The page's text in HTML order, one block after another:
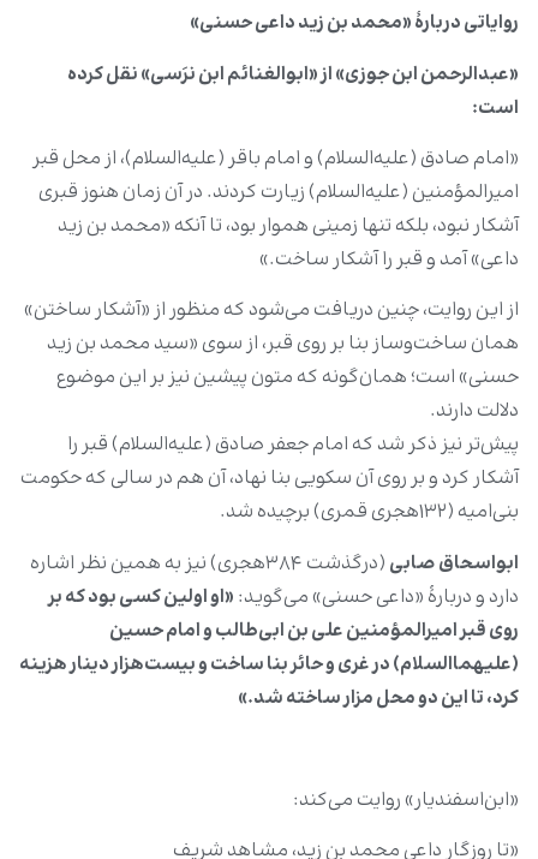
روایاتی دربارۀ «محمد بن زید داعی حسنی»
«عبدالرحمن ابن‌‌ جوزی» از «ابوالغنائم ابن‌‌ نرَسی» نقل کرده
است:
«امام صادق (علیه‌السلام) و امام باقر (علیه‌السلام)، از محل قبر
امیرالمؤمنین (علیه‌السلام) زیارت کردند. در آن زمان هنوز قبری
آشکار نبود، بلکه تنها زمینی هموار بود، تا آنکه «محمد بن زید
داعی» آمد و قبر را آشکار ساخت.»
از این روایت، چنین دریافت می‌شود که منظور از «آشکار ساختن»
همان ساخت‌وساز بنا بر روی قبر، از سوی «سید محمد بن زید
حسنی» است؛ همان‌گونه که متون پیشین نیز بر این موضوع
دلالت دارند.
پیش‌تر نیز ذکر شد که امام جعفر صادق (علیه‌السلام) قبر را
آشکار کرد و بر روی آن سکویی بنا نهاد، آن هم در سالی که حکومت
بنی‌امیه (۱۳۲هجری قمری) برچیده شد.
ابواسحاق صابی
(درگذشت ۳۸۴هجری) نیز به همین نظر اشاره
دارد و دربارۀ «داعی حسنی» می‌گوید: «او اولین کسی بود که بر
روی قبر امیرالمؤمنین علی‌ بن ‌ابی‌طالب و امام حسین
(علیهما‌السلام) در غری و حائر بنا ساخت و بیست‌هزار دینار هزینه
کرد، تا این دو محل مزار ساخته شد.»
«ابن‌اسفندیار» روایت می‌کند:
«تا روزگار داعی محمد بن زید، مشاهد شریف